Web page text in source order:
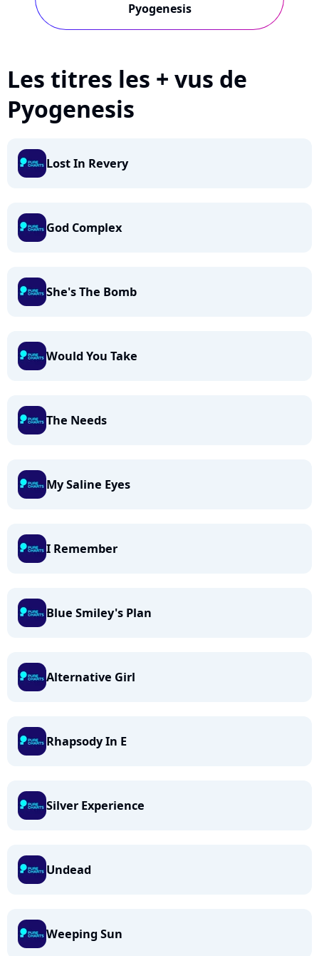
Pyogenesis
Les titres les + vus de
Pyogenesis
Lost In Revery
God Complex
She's The Bomb
Would You Take
The Needs
My Saline Eyes
I Remember
Blue Smiley's Plan
Alternative Girl
Rhapsody In E
Silver Experience
Undead
Weeping Sun